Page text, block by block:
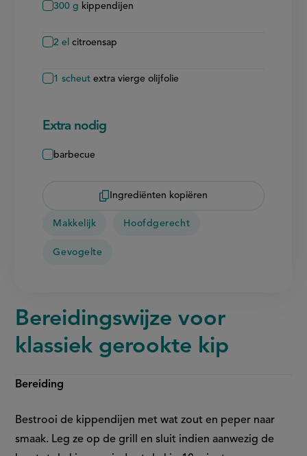
300 g kippendijen
2 el citroensap
1 scheut extra vierge olijfolie
Extra nodig
barbecue
Ingrediënten kopiëren
Makkelijk Hoofdgerecht
Gevogelte
Bereidingswijze voor
klassiek gerookte kip
Bereiding
Bestrooi de kippendijen met wat zout en peper naar
smaak. Leg ze op de grill en sluit indien aanwezig de